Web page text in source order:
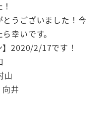
うございました！今
幸いです。
】2020/2/17です！
山
井